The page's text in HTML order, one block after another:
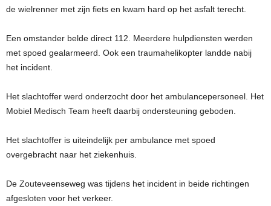
de wielrenner met zijn fiets en kwam hard op het asfalt terecht.
Een omstander belde direct 112. Meerdere hulpdiensten werden
met spoed gealarmeerd. Ook een traumahelikopter landde nabij
het incident.
Het slachtoffer werd onderzocht door het ambulancepersoneel. Het
Mobiel Medisch Team heeft daarbij ondersteuning geboden.
Het slachtoffer is uiteindelijk per ambulance met spoed
overgebracht naar het ziekenhuis.
De Zouteveenseweg was tijdens het incident in beide richtingen
afgesloten voor het verkeer.